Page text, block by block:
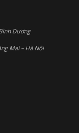
Dương
Mai – Hà Nội